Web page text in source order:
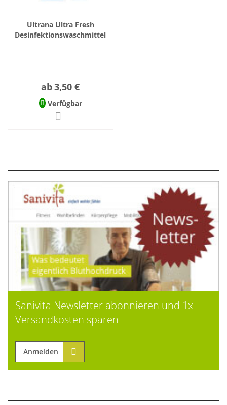
Ultrana Ultra Fresh
Desinfektionswaschmittel
ab3,50 €
Verfügbar
Sanivita Newsletter abonnieren und 1x
Versandkosten sparen
Anmelden